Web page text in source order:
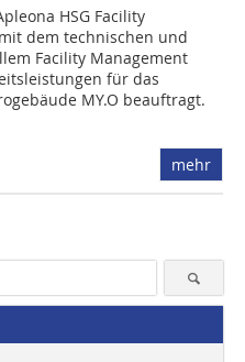
HSG Facility
dem technischen und
Facility Management
für das
MY.O beauftragt.
mehr